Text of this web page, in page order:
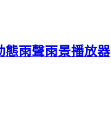
雨聲雨景播放器